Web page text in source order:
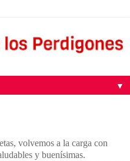
▼
volvemos a la carga con
y buenísimas.